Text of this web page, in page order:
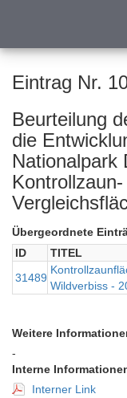
Eintrag Nr.
Beurteilung
die
Nationalpark
Kontrollzaun-
Übergeordnete
ID
TITEL
31489
Wildverbiss -
Weitere
-
Interne
Interner Link